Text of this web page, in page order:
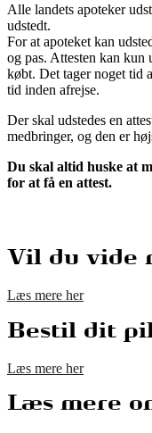
Alle landets apoteker
udstedt.
For at apoteket kan
og pas. Attesten kan kun
købt. Det tager noget tid
tid inden afrejse.
Der skal udstedes en
medbringer, og den er
Du skal altid huske at
for at få en attest.
Vil du vide
Læs mere her
Bestil dit
Læs mere her
Læs mere